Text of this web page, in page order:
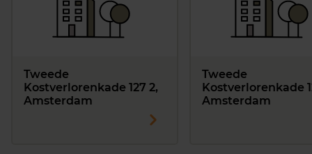
Tweede
Kostverlorenkade 127 2,
Amsterdam
Tweede
Kostverlorenkade
Amsterdam